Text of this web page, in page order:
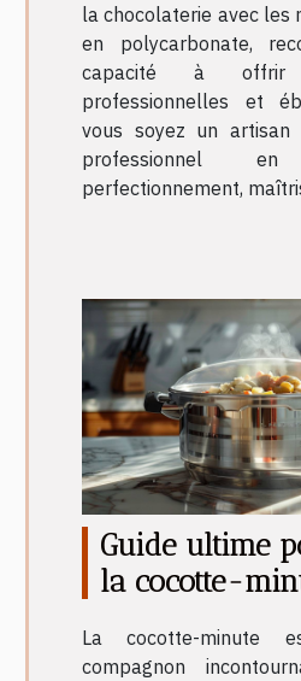
la chocolaterie avec les
en polycarbonate,
capacité à offrir
professionnelles et
vous soyez un artisan
professionnel
perfectionnement,
Guide ultime
la cocotte-
La cocotte-minute
compagnon